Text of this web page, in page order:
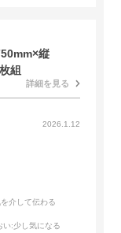
縦
組
詳細を見る
2026.1.12
介して伝わる
い:少し気になる